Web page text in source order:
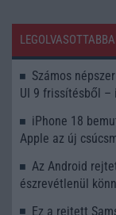
Számos
UI 9 frissítésből –
iPhone 18
Apple az új
Az Android
észrevétlenül
Ez a rejtett